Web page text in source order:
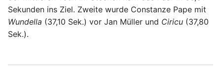
Sekunden ins Ziel. Zweite wurde Constanze Pape mit
Wundella (37,10 Sek.) vor Jan Müller und Ciricu (37,80
Sek.).